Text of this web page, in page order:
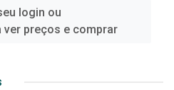
login ou
ver preços e comprar